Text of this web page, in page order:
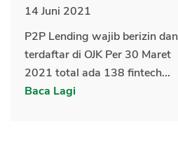
14 Juni 2021
P2P Lending wajib berizin dan
terdaftar di OJK Per 30 Maret
2021 total ada 138 fintech...
Baca Lagi